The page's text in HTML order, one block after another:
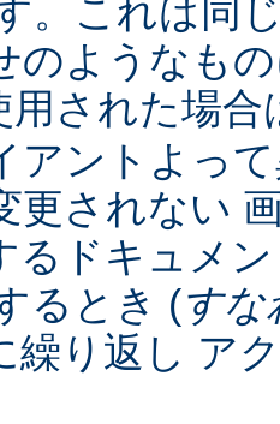
。これは同
のようなも
用された場合
アントよっ
更されない
るドキュメ
るとき (すな
繰り返し ア